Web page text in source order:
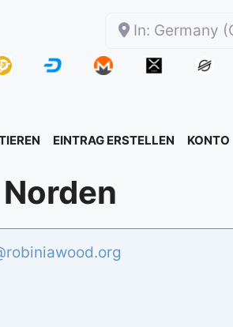
In: Germany
EINTRAG ERSTELLEN KONTO
robiniawood.org